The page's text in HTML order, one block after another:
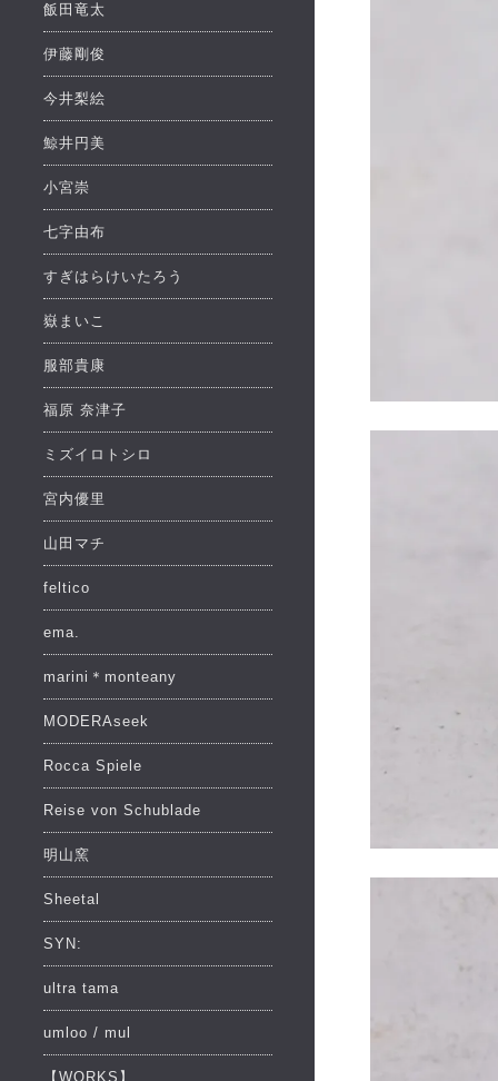
飯田竜太
伊藤剛俊
今井梨絵
鯨井円美
小宮崇
七字由布
すぎはらけいたろう
嶽まいこ
服部貴康
福原 奈津子
ミズイロトシロ
宮内優里
山田マチ
feltico
ema.
marini＊monteany
MODERAseek
Rocca Spiele
Reise von Schublade
明山窯
Sheetal
SYN:
ultra tama
umloo / mul
【WORKS】